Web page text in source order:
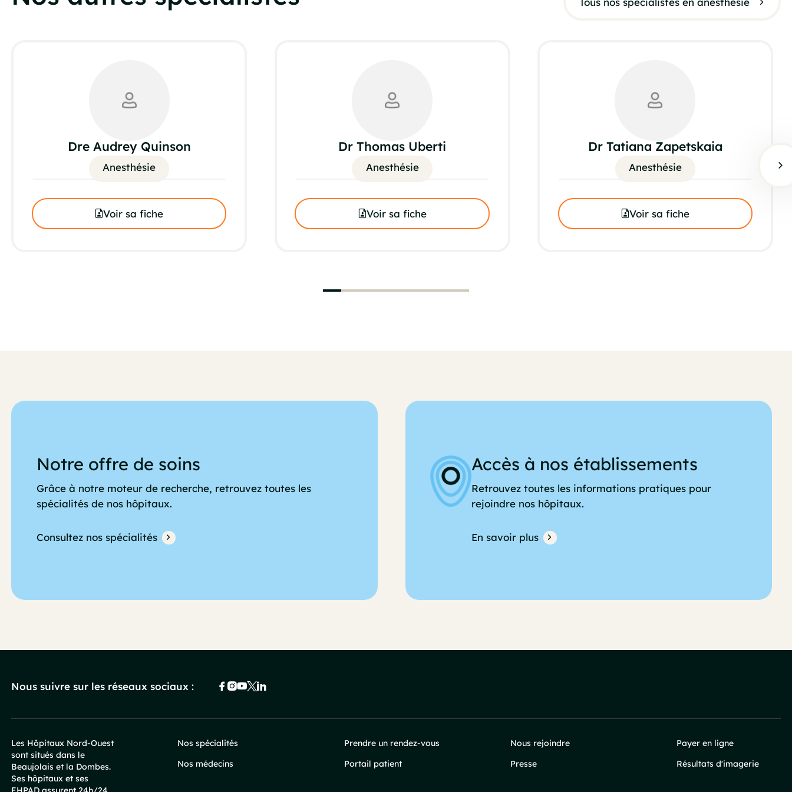
Dre Audrey Quinson
Anesthésie
Voir sa fiche
Dr Thomas Uberti
Anesthésie
Voir sa fiche
Dr Tatiana Zapetskaia
Anesthésie
Voir sa fiche
Notre offre de soins
Grâce à notre moteur de recherche, retrouvez toutes les
spécialités de nos hôpitaux.
Consultez nos spécialités
Accès à nos établissements
Retrouvez toutes les informations pratiques pour
rejoindre nos hôpitaux.
En savoir plus
Nous suivre sur les réseaux sociaux :
Pied
Les Hôpitaux Nord-Ouest
sont situés dans le
Beaujolais et la Dombes.
Ses hôpitaux et ses
EHPAD assurent 24h/24
Nos spécialités
Nos médecins
Prendre un rendez-vous
Portail patient
Nous rejoindre
Presse
Payer en ligne
Résultats d'imagerie